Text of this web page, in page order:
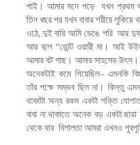
পাই। আমার মনে পড়ে যখন প্রথম
তিন বছর পর যখন বাবার শরীরে লুকিয়ে
ওঠে,দুই বারি আমি ভেঙে পরি আর
আর বলে“ডোন্ট ওয়ারী মা। আই
আমার বট গাছ। আমার সাহসের উৎস।
অনেকটাই কমে গিয়েছিল–এমনকি
তাঁর পক্ষে সম্ভব ছিল না। কিন্তু এমন
থাকাটা অন্য রকম একটা শক্তি
বাবা না থাকাতে অনেক বড় একটা ছায়া
থেকে যার বিশালতা আমরা এখনও